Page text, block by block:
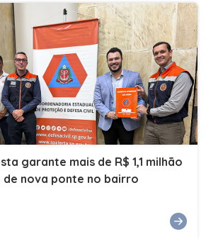
garante mais de R$ 1,1 milhão
nova ponte no bairro